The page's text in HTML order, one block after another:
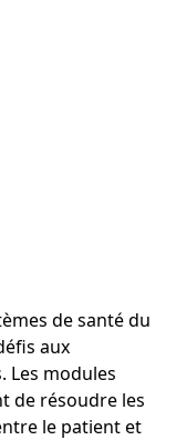
de santé du
aux
Les modules
de résoudre les
le patient et